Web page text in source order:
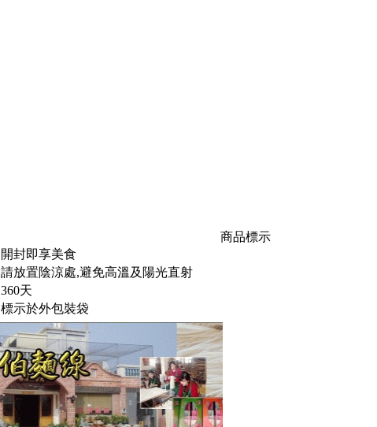
商品標示
開封即享美食
請放置陰涼處,避免高溫及陽光直射
360天
標示於外包裝袋